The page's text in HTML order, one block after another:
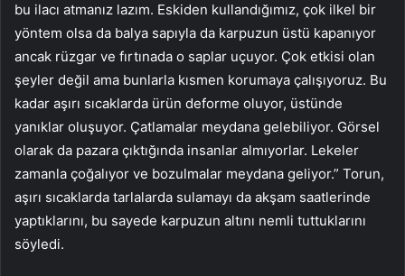
bu ilacı atmanız lazım. Eskiden kullandığımız, çok ilkel bir
yöntem olsa da balya sapıyla da karpuzun üstü kapanıyor
ancak rüzgar ve fırtınada o saplar uçuyor. Çok etkisi olan
şeyler değil ama bunlarla kısmen korumaya çalışıyoruz. Bu
kadar aşırı sıcaklarda ürün deforme oluyor, üstünde
yanıklar oluşuyor. Çatlamalar meydana gelebiliyor. Görsel
olarak da pazara çıktığında insanlar almıyorlar. Lekeler
zamanla çoğalıyor ve bozulmalar meydana geliyor.” Torun,
aşırı sıcaklarda tarlalarda sulamayı da akşam saatlerinde
yaptıklarını, bu sayede karpuzun altını nemli tuttuklarını
söyledi.